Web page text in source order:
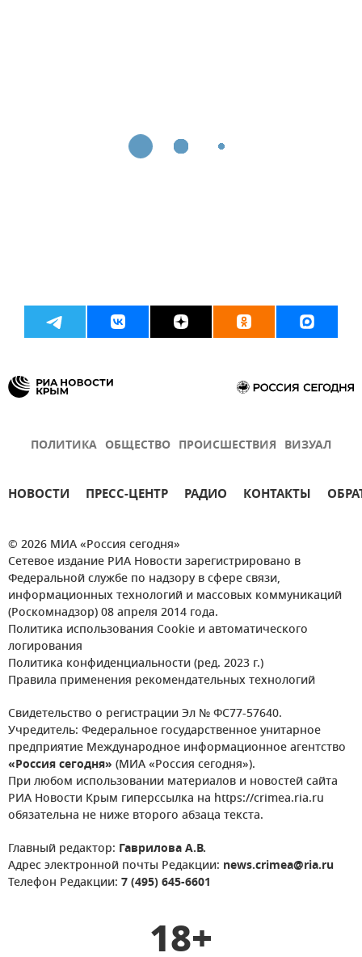
ПОЛИТИКА ОБЩЕСТВО ПРОИСШЕСТВИЯ ВИЗУАЛ
НОВОСТИ ПРЕСС-ЦЕНТР РАДИО КОНТАКТЫ
© 2026 МИА «Россия сегодня»
Сетевое издание РИА Новости зарегистрировано в
Федеральной службе по надзору в сфере связи,
информационных технологий и массовых коммуникаций
(Роскомнадзор) 08 апреля 2014 года.
Политика использования Cookie и автоматического
логирования
Политика конфиденциальности (ред. 2023 г.)
Правила применения рекомендательных технологий
Свидетельство о регистрации Эл № ФС77-57640.
Учредитель: Федеральное государственное унитарное
предприятие Международное информационное агентство
«Россия сегодня» (МИА «Россия сегодня»).
При любом использовании материалов и новостей сайта
РИА Новости Крым гиперссылка на https://crimea.ria.ru
обязательна не ниже второго абзаца текста.
Главный редактор: Гаврилова А.В.
Адрес электронной почты Редакции: news.crimea@ria.ru
Телефон Редакции: 7 (495) 645-6601
18+